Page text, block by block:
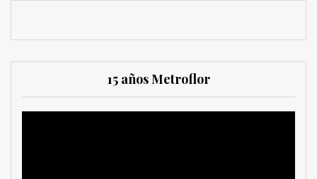
15 años Metroflor